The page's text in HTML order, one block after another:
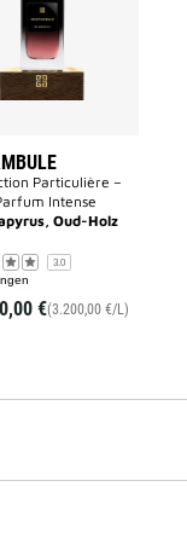
Particulière –
Intense
Oud-Holz
3.0
€(3.200,00 €/L)